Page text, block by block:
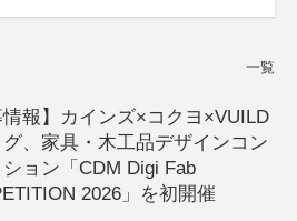
一覧
情報】カインズ×コクヨ×VUILD
、家具・木工品デザインコン
ョン「CDM Digi Fab
2026」を初開催